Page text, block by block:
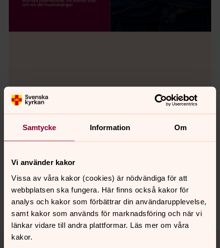
Samtycke Information Om
Vi använder kakor
Vissa av våra kakor (cookies) är nödvändiga för att
webbplatsen ska fungera. Här finns också kakor för
analys och kakor som förbättrar din användarupplevelse,
samt kakor som används för marknadsföring och när vi
länkar vidare till andra plattformar. Läs mer om våra
kakor.
Synpunkter eller frågor på sidans
orkelljunga.pastorat@svenskakyrkan.se
Dela
Tillbaka till toppen
Tillbaka till innehållet